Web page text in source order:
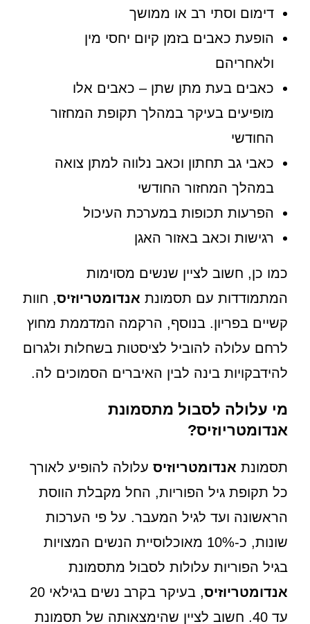
דימום וסתי רב או ממושך
הופעת כאבים בזמן קיום יחסי מין
ולאחריהם
כאבים בעת מתן שתן – כאבים אלו
מופיעים בעיקר במהלך תקופת המחזור
החודשי
כאבי גב תחתון וכאב נלווה למתן צואה
במהלך המחזור החודשי
הפרעות תכופות במערכת העיכול
רגישות וכאב באזור האגן
כמו כן, חשוב לציין שנשים מסוימות
המתמודדות עם תסמונת אנדומטריוזיס, חוות
קשיים בפריון. בנוסף, הרקמה המדממת מחוץ
לרחם עלולה להוביל לציסטות בשחלות ולגרום
להידבקויות בינה לבין האיברים הסמוכים לה.
מי עלולה לסבול מתסמונת
אנדומטריוזיס?
תסמונת אנדומטריוזיס עלולה להופיע לאורך
כל תקופת גיל הפוריות, החל מקבלת הווסת
הראשונה ועד לגיל המעבר. על פי הערכות
שונות, כ-10% מאוכלוסיית הנשים המצויות
בגיל הפוריות עלולות לסבול מתסמונת
אנדומטריוזיס
, בעיקר בקרב נשים בגילאי 20
עד 40. חשוב לציין שהימצאותה של תסמונת